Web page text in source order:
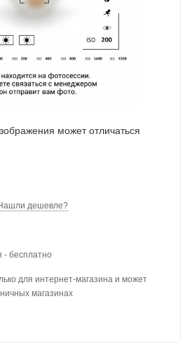
может отличаться
дешевле?
- бесплатно
для интернет-магазина и может
магазинах